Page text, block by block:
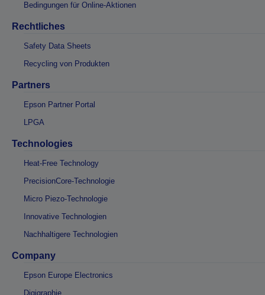
Bedingungen für Online-Aktionen
Rechtliches
Safety Data Sheets
Recycling von Produkten
Partners
Epson Partner Portal
LPGA
Technologies
Heat-Free Technology
PrecisionCore-Technologie
Micro Piezo-Technologie
Innovative Technologien
Nachhaltigere Technologien
Company
Epson Europe Electronics
Digigraphie